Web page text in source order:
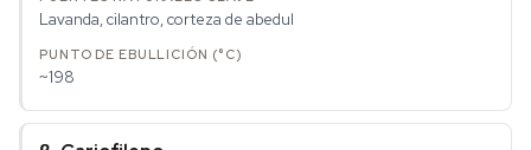
Lavanda, cilantro, corteza de abedul
~198